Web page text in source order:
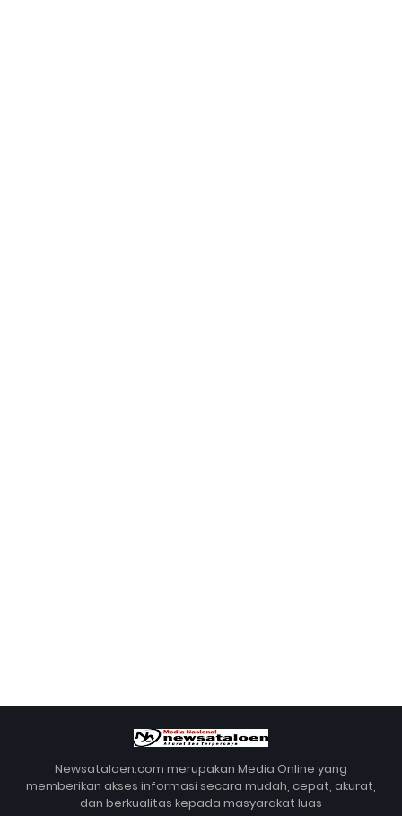
Newsataloen.com merupakan Media Online yang
memberikan akses informasi secara mudah, cepat, akurat,
dan berkualitas kepada masyarakat luas